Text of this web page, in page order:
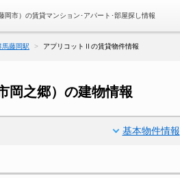
市）の賃貸マンション･アパート･部屋探し情報
馬藤岡駅 アプリコットⅡの賃貸物件情報
岡之郷）の建物情報
基本物件情報